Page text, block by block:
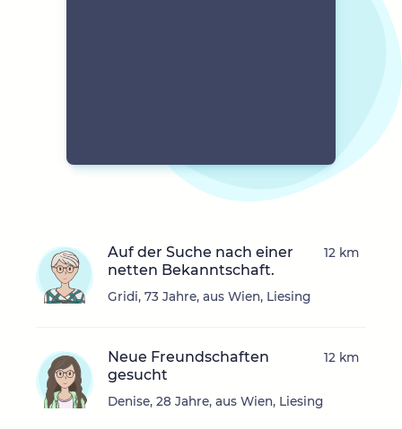
Auf der Suche nach einer
netten Bekanntschaft.
Gridi, 73 Jahre, aus Wien, Liesing
12 km
Neue Freundschaften
gesucht
Denise, 28 Jahre, aus Wien, Liesing
12 km